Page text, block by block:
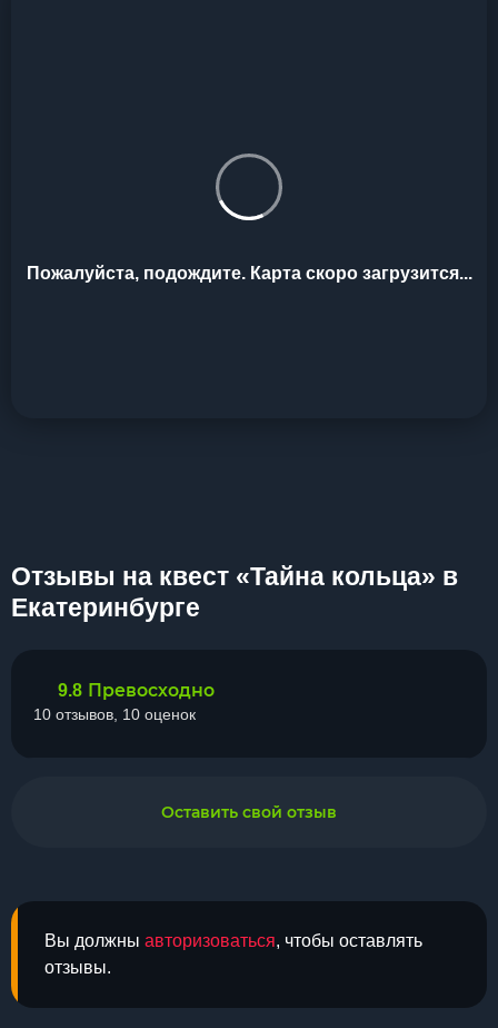
Пожалуйста, подождите. Карта скоро загрузится...
Отзывы на квест «Тайна кольца» в
Екатеринбурге
Вы должны авторизоваться, чтобы оставлять
отзывы.
9.8 Превосходно
10 отзывов, 10 оценок
Оставить свой отзыв